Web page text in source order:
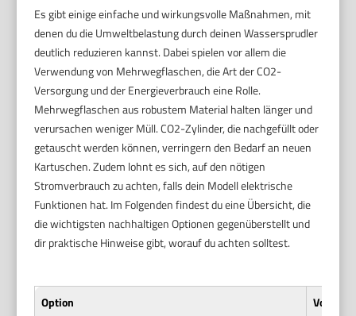
Es gibt einige einfache und wirkungsvolle Maßnahmen, mit
denen du die Umweltbelastung durch deinen Wassersprudler
deutlich reduzieren kannst. Dabei spielen vor allem die
Verwendung von Mehrwegflaschen, die Art der CO2-
Versorgung und der Energieverbrauch eine Rolle.
Mehrwegflaschen aus robustem Material halten länger und
verursachen weniger Müll. CO2-Zylinder, die nachgefüllt oder
getauscht werden können, verringern den Bedarf an neuen
Kartuschen. Zudem lohnt es sich, auf den nötigen
Stromverbrauch zu achten, falls dein Modell elektrische
Funktionen hat. Im Folgenden findest du eine Übersicht, die
die wichtigsten nachhaltigen Optionen gegenüberstellt und
dir praktische Hinweise gibt, worauf du achten solltest.
Option
Vorteile